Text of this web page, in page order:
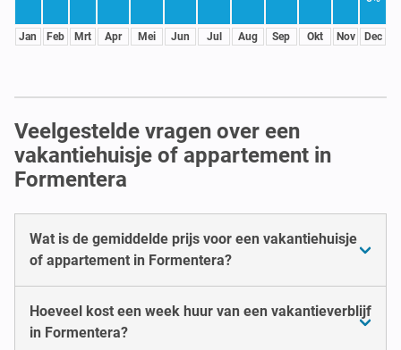
Jan Feb Mrt Apr Mei Jun Jul Aug Sep Okt Nov Dec
Veelgestelde vragen over een
vakantiehuisje of appartement in
Formentera
Wat is de gemiddelde prijs voor een vakantiehuisje
of appartement in Formentera?
Hoeveel kost een week huur van een vakantieverblijf
in Formentera?